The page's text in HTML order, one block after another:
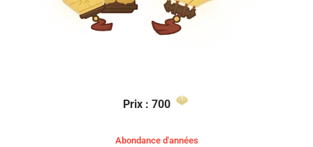
Prix : 700
Abondance d'années